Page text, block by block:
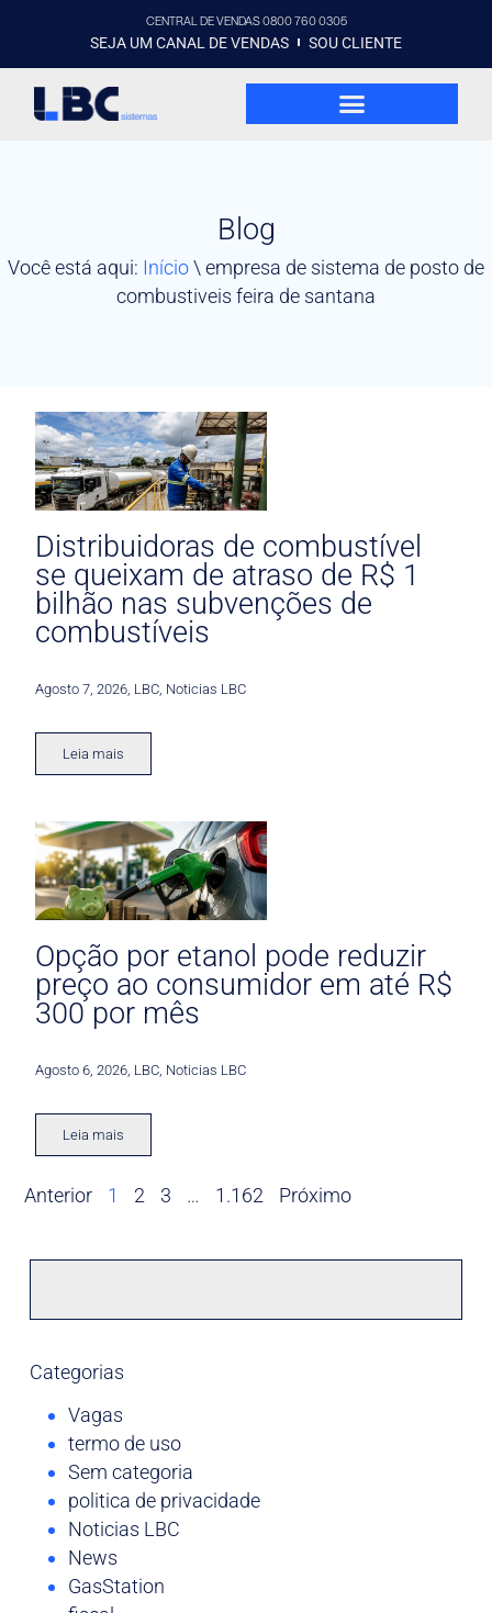
CENTRAL DE VENDAS 0800 760 0305
SEJA UM CANAL DE VENDAS SOU CLIENTE
Blog
Você está aqui: Início\ empresa de sistema de posto de
combustiveis feira de santana
Distribuidoras de combustível
se queixam de atraso de R$ 1
bilhão nas subvenções de
combustíveis
Agosto 7, 2026 LBC Noticias LBC
Leia mais
Opção por etanol pode reduzir
preço ao consumidor em até R$
300 por mês
Agosto 6, 2026 LBC Noticias LBC
Leia mais
Anterior 1 2 3 … 1.162 Próximo
Categorias
Vagas
termo de uso
Sem categoria
politica de privacidade
Noticias LBC
News
GasStation